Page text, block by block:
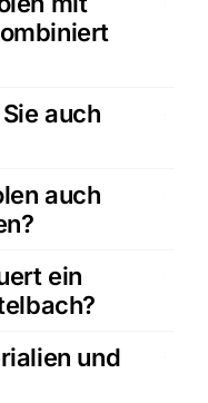
auch
auch
ein
und